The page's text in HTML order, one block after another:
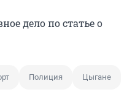
дело по статье о
Полиция Цыгане